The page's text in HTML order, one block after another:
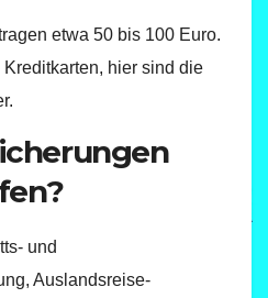
etwa 50 bis 100 Euro.
hier sind die
und
Auslandsreise-